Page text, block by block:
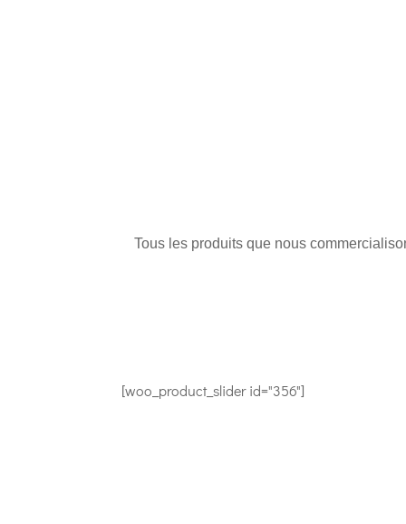
Tous les produits que nous
[woo_product_slider id="356"]